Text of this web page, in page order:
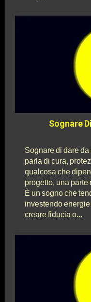
Sognare
Sognare di dare
parla di cura,
qualcosa che
progetto, una parte
È un sogno che
investendo
creare fiducia o...